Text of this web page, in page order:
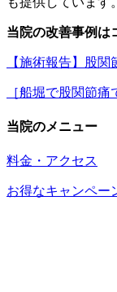
当院の改善事例は
【施術報告】股関
［船堀で股関節痛
当院のメニュー
料金・アクセス
お得なキャンペー